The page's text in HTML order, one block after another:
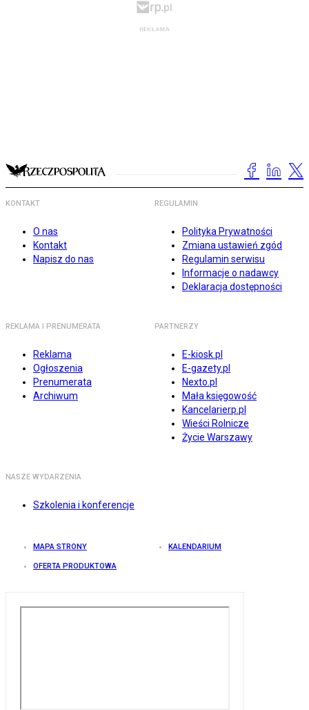
KONTAKT
O nas
Kontakt
Napisz do nas
REGULAMIN
Polityka Prywatności
Zmiana ustawień zgód
Regulamin serwisu
Informacje o nadawcy
Deklaracja dostępności
REKLAMA I PRENUMERATA
Reklama
Ogłoszenia
Prenumerata
Archiwum
PARTNERZY
E-kiosk.pl
E-gazety.pl
Nexto.pl
Mała księgowość
Kancelarierp.pl
Wieści Rolnicze
Życie Warszawy
NASZE WYDARZENIA
Szkolenia i konferencje
MAPA STRONY KALENDARIUM
OFERTA PRODUKTOWA